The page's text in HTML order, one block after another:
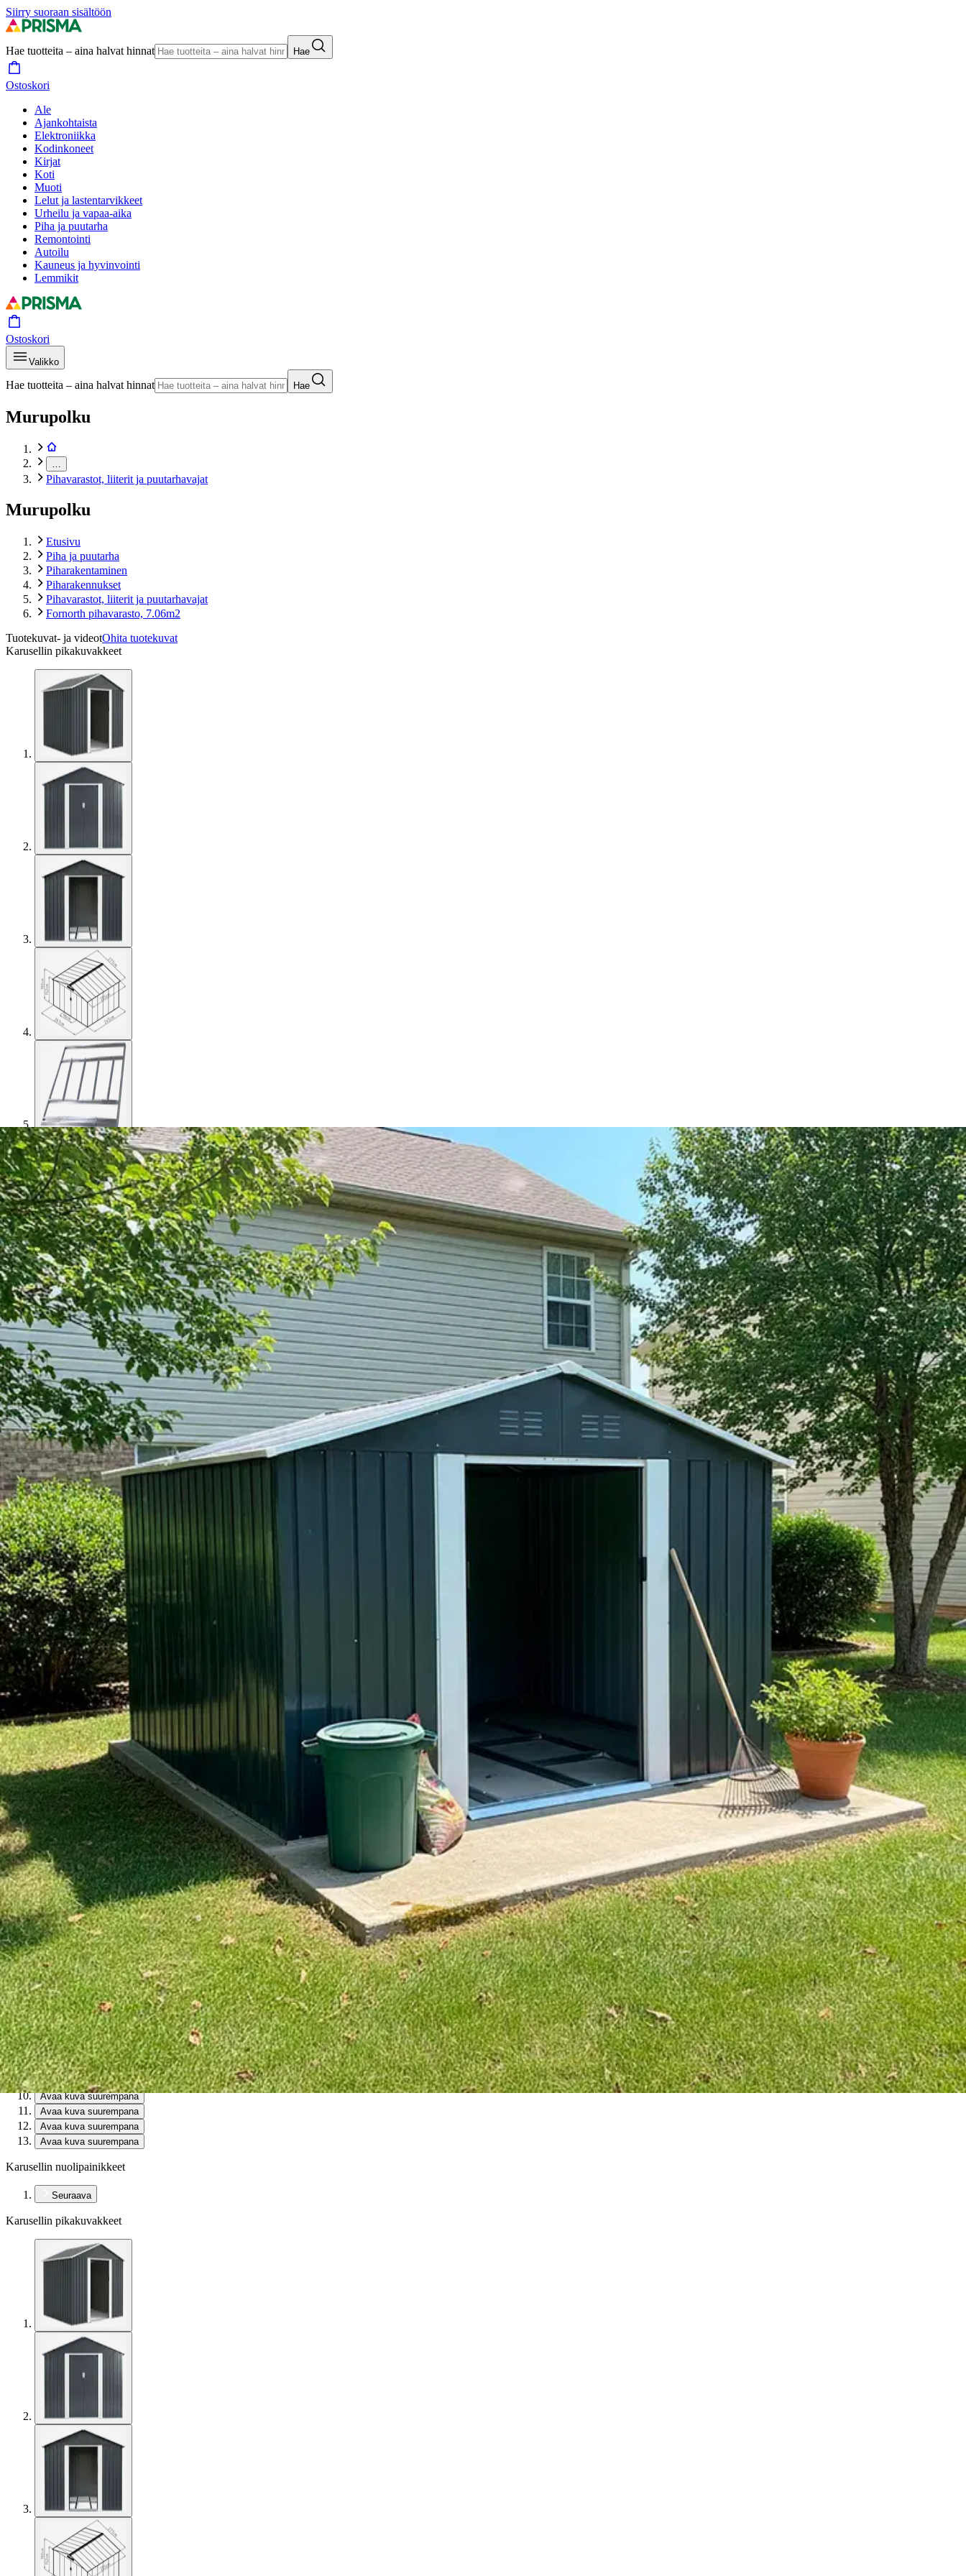
Siirry suoraan sisältöön
Hae tuotteita – aina halvat hinnat Hae
Ostoskori
Ale
Ajankohtaista
Elektroniikka
Kodinkoneet
Kirjat
Koti
Muoti
Lelut ja lastentarvikkeet
Urheilu ja vapaa-aika
Piha ja puutarha
Remontointi
Autoilu
Kauneus ja hyvinvointi
Lemmikit
Ostoskori
Valikko
Hae tuotteita – aina halvat hinnat Hae
Murupolku
Pihavarastot, liiterit ja puutarhavajat
Murupolku
Etusivu
Piha ja puutarha
Piharakentaminen
Piharakennukset
Pihavarastot, liiterit ja puutarhavajat
Fornorth pihavarasto, 7.06m2
Tuotekuvat- ja videotOhita tuotekuvat
Karusellin pikakuvakkeet
Asiakasomistaja-alennus-5 %
Avaa kuva suurempana
Avaa kuva suurempana
Avaa kuva suurempana
Avaa kuva suurempana
Avaa kuva suurempana
Avaa kuva suurempana
Avaa kuva suurempana
Avaa kuva suurempana
Avaa kuva suurempana
Avaa kuva suurempana
Avaa kuva suurempana
Avaa kuva suurempana
Avaa kuva suurempana
Karusellin nuolipainikkeet
Seuraava
Karusellin pikakuvakkeet